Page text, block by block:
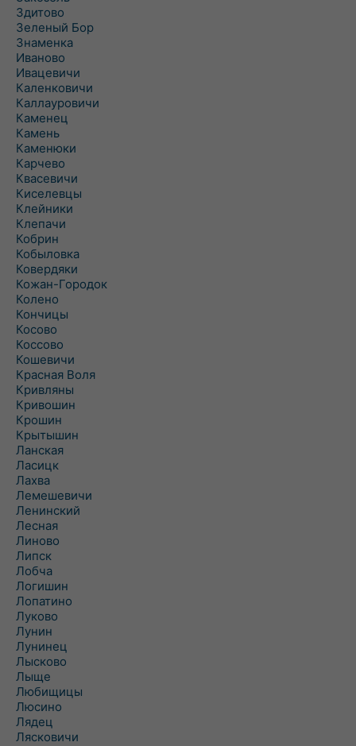
Здитово
Зеленый Бор
Знаменка
Иваново
Ивацевичи
Каленковичи
Каллауровичи
Каменец
Камень
Каменюки
Карчево
Квасевичи
Киселевцы
Клейники
Клепачи
Кобрин
Кобыловка
Ковердяки
Кожан-Городок
Колено
Кончицы
Косово
Коссово
Кошевичи
Красная Воля
Кривляны
Кривошин
Крошин
Крытышин
Ланская
Ласицк
Лахва
Лемешевичи
Ленинский
Лесная
Линово
Липск
Лобча
Логишин
Лопатино
Луково
Лунин
Лунинец
Лысково
Лыще
Любищицы
Люсино
Лядец
Лясковичи